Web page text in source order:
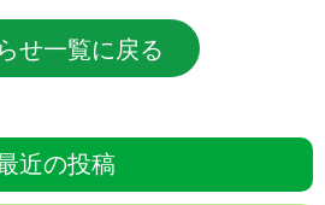
せ一覧に戻る
近の投稿